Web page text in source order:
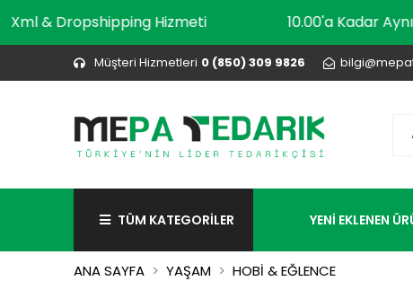
Xml & Dropshipping Hizmeti 10.00'a
Müşteri Hizmetleri 0 (850) 309 9826
TÜM KATEGORİLER YENİ EKLENEN
ANA SAYFA YAŞAM HOBİ & EĞLENCE